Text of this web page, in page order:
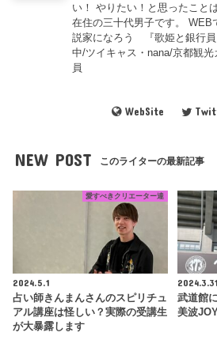
い！ やりたい！と思ったこと
在住の三十代男子です。 WEB
説家になろう 『歌姫と銀行
中/ツイキャス・nana/京都観
員
WebSite
NEW POST このライターの最新記事
愛すべきクリエーター達
2024.5.1
占い師きんまんさんのスピリチュ
アル講座は怪しい？実際の受講生
が大暴露します
2024.3.31
武道館
美波